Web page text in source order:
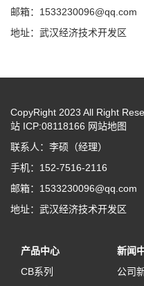
邮箱：1533230096@qq.com
地址：武汉经济技术开发区
CopyRight 2023 All Right
站 ICP:08118166 网站地图
联系人：李硕（经理）
手机：152-7516-2116
邮箱：1533230096@qq.com
地址：武汉经济技术开发区
产品中心
CB系列
新闻
公司